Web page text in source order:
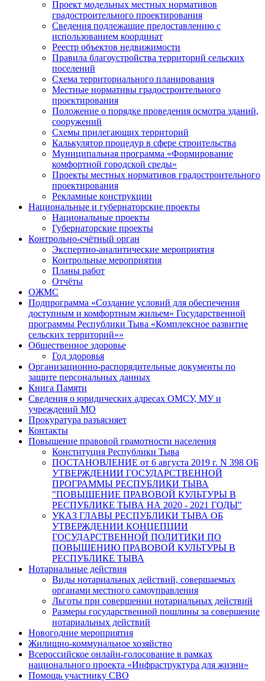
Проект модельных местных нормативов
градостроительного проектирования
Сведения подлежащие предоставлению с
использованием координат
Реестр объектов недвижимости
Правила благоустройства территорий сельских
поселений
Схема территориального планирования
Местные нормативы градостроительного
проектирования
Положение о порядке проведения осмотра зданий,
сооружений
Схемы прилегающих территорий
Калькулятор процедур в сфере строительства
Муниципальная программа «Формирование
комфортной городской среды»
Проекты местных нормативов градостроительного
проектирования
Рекламные конструкции
Национальные и губернаторские проекты
Национальные проекты
Губернаторские проекты
Контрольно-счётный орган
Экспертно-аналитические мероприятия
Контрольные мероприятия
Планы работ
Отчёты
ОЖМС
Подпрограмма «Создание условий для обеспечения
доступным и комфортным жильем» Государственной
программы Республики Тыва «Комплексное развитие
сельских территорий»»
Общественное здоровье
Год здоровья
Организационно-распорядительные документы по
защите персональных данных
Книга Памяти
Сведения о юридических адресах ОМСУ, МУ и
учреждений МО
Прокуратура разъясняет
Контакты
Повышение правовой грамотности населения
Конституция Республики Тыва
ПОСТАНОВЛЕНИЕ от 6 августа 2019 г. N 398 ОБ
УТВЕРЖДЕНИИ ГОСУДАРСТВЕННОЙ
ПРОГРАММЫ РЕСПУБЛИКИ ТЫВА
"ПОВЫШЕНИЕ ПРАВОВОЙ КУЛЬТУРЫ В
РЕСПУБЛИКЕ ТЫВА НА 2020 - 2021 ГОДЫ"
УКАЗ ГЛАВЫ РЕСПУБЛИКИ ТЫВА ОБ
УТВЕРЖДЕНИИ КОНЦЕПЦИИ
ГОСУДАРСТВЕННОЙ ПОЛИТИКИ ПО
ПОВЫШЕНИЮ ПРАВОВОЙ КУЛЬТУРЫ В
РЕСПУБЛИКЕ ТЫВА
Нотариальные действия
Виды нотариальных действий, совершаемых
органами местного самоуправления
Льготы при совершении нотариальных действий
Размеры государственной пошлины за совершение
нотариальных действий
Новогодние мероприятия
Жилищно-коммунальное хозяйство
Всероссийское онлайн-голосование в рамках
национального проекта «Инфраструктура для жизни»
Помощь участнику СВО